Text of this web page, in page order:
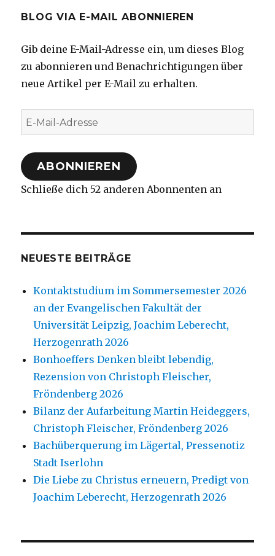
BLOG VIA E-MAIL ABONNIEREN
Gib deine E-Mail-Adresse ein, um dieses Blog
zu abonnieren und Benachrichtigungen über
neue Artikel per E-Mail zu erhalten.
E-
Mail-
Adresse
ABONNIEREN
Schließe dich 52 anderen Abonnenten an
NEUESTE BEITRÄGE
Kontaktstudium im Sommersemester 2026
an der Evangelischen Fakultät der
Universität Leipzig, Joachim Leberecht,
Herzogenrath 2026
Bonhoeffers Denken bleibt lebendig,
Rezension von Christoph Fleischer,
Fröndenberg 2026
Bilanz der Aufarbeitung Martin Heideggers,
Christoph Fleischer, Fröndenberg 2026
Bachüberquerung im Lägertal, Pressenotiz
Stadt Iserlohn
Die Liebe zu Christus erneuern, Predigt von
Joachim Leberecht, Herzogenrath 2026